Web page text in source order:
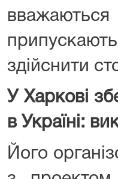
здійснити
У Харкові
в Україні:
Його